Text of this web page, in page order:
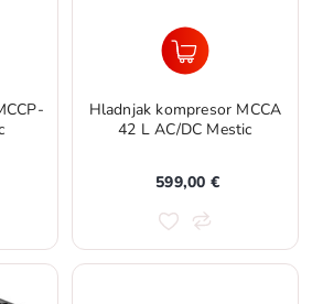
Hladnjak kompresor MCCA
42 L AC/DC Mestic
599,00 €